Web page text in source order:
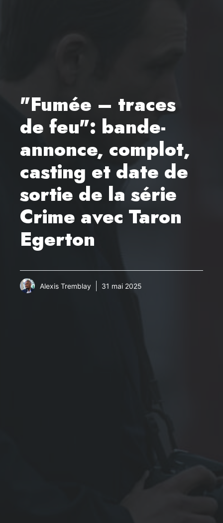
"Fumée – traces
de feu": bande-
annonce, complot,
casting et date de
sortie de la série
Crime avec Taron
Egerton
Alexis Tremblay 31 mai 2025